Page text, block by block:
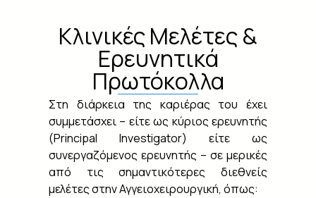
Κλινικές Μελέτες &
Ερευνητικά
Πρωτόκολλα
Στη διάρκεια της καριέρας του έχει
συμμετάσχει – είτε ως κύριος ερευνητής
(Principal Investigator) είτε ως
συνεργαζόμενος ερευνητής – σε μερικές
από τις σημαντικότερες διεθνείς
μελέτες στην Αγγειοχειρουργική, όπως: